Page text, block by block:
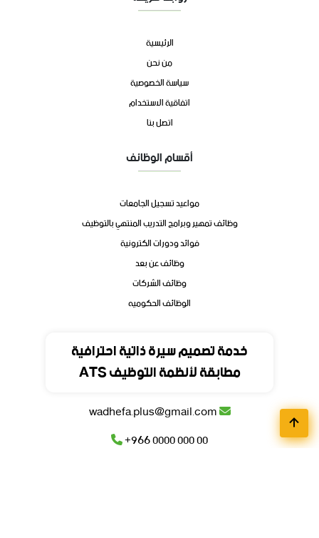
خدمة تصميم سيرة ذاتية احترافية
مطابقة لأنظمة التوظيف ATS
الرئيسية
من نحن
سياسة الخصوصية
اتفاقية الاستخدام
اتصل بنا
أقسام الوظائف
مواعيد تسجيل الجامعات
وظائف تمهير وبرامج التدريب المنتهي بالتوظيف
فوائد ودورات الكترونية
وظائف عن بعد
وظائف الشركات
الوظائف الحكوميه
المملكة العربية السعودية
+966 0000 000 00